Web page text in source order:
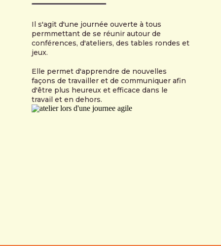
Il s'agit d'une journée ouverte à tous
permmettant de se réunir autour de
conférences, d'ateliers, des tables rondes et
jeux.
Elle permet d'apprendre de nouvelles
façons de travailler et de communiquer afin
d'être plus heureux et efficace dans le
travail et en dehors.